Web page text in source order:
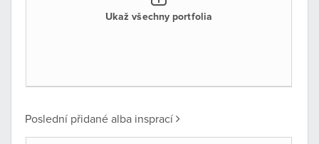
Ukaž všechny portfolia
Poslední přidané alba insprací